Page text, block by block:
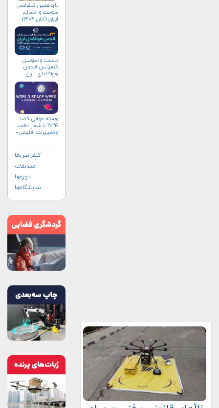
یازدهمین کنفرانس
سوخت و احتراق
ایران (آبان‌ ۱۴۰۴)
بیست و سومین
کنفرانس انجمن
هوافضای ايران
هفته جهانی فضا
۲۰۲۴ با شعار «فضا
و تغییرات اقلیمی»
کنفرانس‌ها
مسابقات
دوره‌ها
نمایشگاه‌ها